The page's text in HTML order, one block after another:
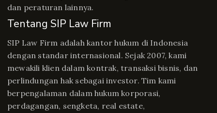
dan peraturan lainnya.
Tentang SIP Law Firm
SIP Law Firm adalah kantor hukum di Indonesia
dengan standar internasional. Sejak 2007, kami
mewakili klien dalam kontrak, transaksi bisnis, dan
perlindungan hak sebagai investor. Tim kami
berpengalaman dalam hukum korporasi,
perdagangan, sengketa, real estate,